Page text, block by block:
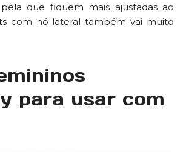
que fiquem mais ajustadas ao
com nó lateral também vai muito
para usar com